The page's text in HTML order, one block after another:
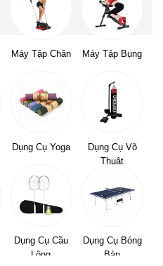
Máy Tập Chân Máy Tập Bụng
Dụng Cụ Yoga
Dụng Cụ Võ
Thuật
Dụng Cụ Cầu
Lông
Dụng Cụ Bóng
Bàn